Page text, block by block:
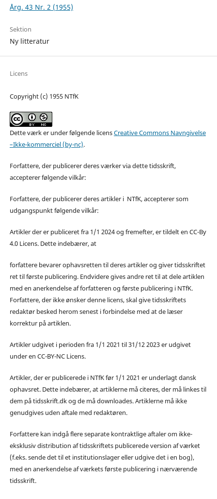
Årg. 43 Nr. 2 (1955)
Sektion
Ny litteratur
Licens
Copyright (c) 1955 NTfK
Dette værk er under følgende licensCreative Commons Navngivelse
–Ikke-kommerciel (by-nc).
Forfattere, der publicerer deres værker via dette tidsskrift,
accepterer følgende vilkår:
Forfattere, der publicerer deres artikler i NTfK, accepterer som
udgangspunkt følgende vilkår:
Artikler der er publiceret fra 1/1 2024 og fremefter, er tildelt en CC-By
4.0 Licens. Dette indebærer, at
forfattere bevarer ophavsretten til deres artikler og giver tidsskriftet
ret til første publicering. Endvidere gives andre ret til at dele artiklen
med en anerkendelse af forfatteren og første publicering i NTfK.
Forfattere, der ikke ønsker denne licens, skal give tidsskriftets
redaktør besked herom senest i forbindelse med at de læser
korrektur på artiklen.
Artikler udgivet i perioden fra 1/1 2021 til 31/12 2023 er udgivet
under en CC-BY-NC Licens.
Artikler, der er publicerede i NTfK før 1/1 2021 er underlagt dansk
ophavsret. Dette indebærer, at artiklerne må citeres, der må linkes til
dem på tidsskrift.dk og de må downloades. Artiklerne må ikke
genudgives uden aftale med redaktøren.
Forfattere kan indgå flere separate kontraktlige aftaler om ikke-
eksklusiv distribution af tidsskriftets publicerede version af værket
(f.eks. sende det til et institutionslager eller udgive det i en bog),
med en anerkendelse af værkets første publicering i nærværende
tidsskrift.